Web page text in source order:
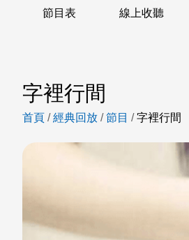
節目表 線上收聽
字裡行間
首頁 /經典回放 /節目 /字裡行間